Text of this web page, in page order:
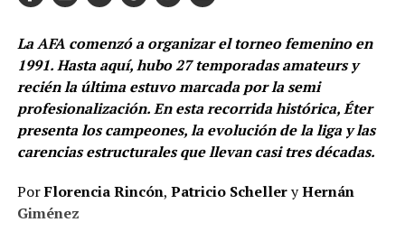
La AFA comenzó a organizar el torneo femenino en
1991. Hasta aquí, hubo 27 temporadas amateurs y
recién la última estuvo marcada por la semi
profesionalización. En esta recorrida histórica, Éter
presenta los campeones, la evolución de la liga y las
carencias estructurales que llevan casi tres décadas.
PorFlorencia Rincón, Patricio SchelleryHernán
Giménez